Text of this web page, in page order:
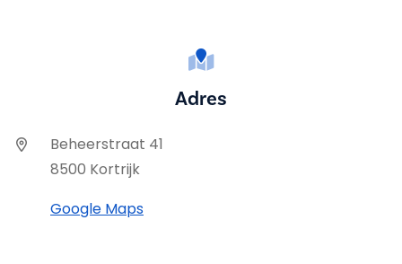
Adres
Beheerstraat 41
8500 Kortrijk
Google Maps